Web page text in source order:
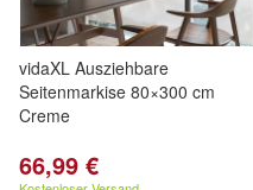
vidaXL Ausziehbare
Seitenmarkise 80×300 cm
Creme
66,99 €